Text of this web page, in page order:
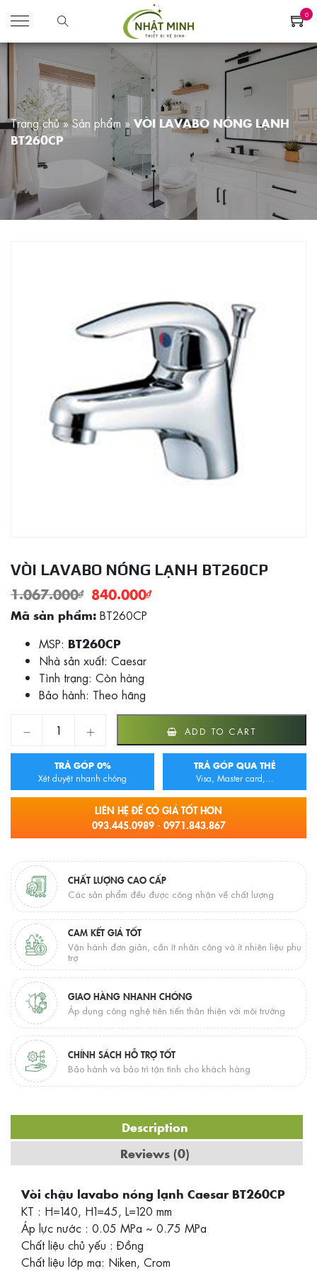
0
Trang chủ»Sản phẩm » VÒI LAVABO NÓNG LẠNH
BT260CP
VÒI LAVABO NÓNG LẠNH BT260CP
1.067.000₫ 840.000₫
Mã sản phẩm: BT260CP
MSP: BT260CP
Nhà sản xuất: Caesar
Tình trạng: Còn hàng
Bảo hành: Theo hãng
VÒI LAVABO NÓNG LẠNH BT260CP quantity
ADD TO CART
TRẢ GÓP 0%
Xét duyệt nhanh chóng
TRẢ GÓP QUA THẺ
Visa, Master card,...
LIÊN HỆ ĐỂ CÓ GIÁ TỐT HƠN
093.445.0989 - 0971.843.867
CHẤT LƯỢNG CAO CẤP
Các sản phẩm đều được công nhận về chất lượng
CAM KẾT GIÁ TỐT
Vận hành đơn giản, cần ít nhân công và ít nhiên liệu phụ
trợ
GIAO HÀNG NHANH CHÓNG
Áp dụng công nghệ tiên tiến thân thiện với môi trường
CHÍNH SÁCH HỖ TRỢ TỐT
Bảo hành và bảo trì tận tình cho khách hàng
Description
Reviews (0)
Vòi chậu lavabo nóng lạnh Caesar BT260CP
KT : H=140, H1=45, L=120 mm
Áp lực nước : 0.05 MPa ~ 0.75 MPa
Chất liệu chủ yếu : Đồng
Chất liệu lớp mạ: Niken, Crom